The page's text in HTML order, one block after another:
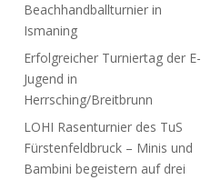
Beachhandballturnier in
Ismaning
Erfolgreicher Turniertag der E-
Jugend in
Herrsching/Breitbrunn
LOHI Rasenturnier des TuS
Fürstenfeldbruck – Minis und
Bambini begeistern auf drei